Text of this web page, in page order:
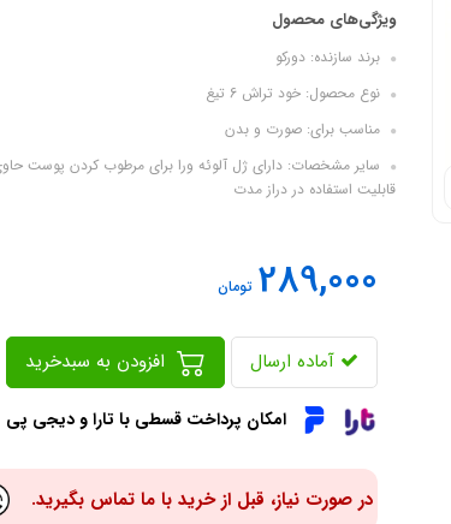
ویژگی‌های محصول
برند سازنده: دورکو
نوع محصول: خود تراش 6 تیغ
مناسب برای: صورت و بدن
قابلیت استفاده در دراز مدت
289,000 تومان
آماده ارسال
امکان پرداخت قسطی با تارا و دیجی پی
در صورت نیاز، قبل از خرید با ما تماس بگیرید.